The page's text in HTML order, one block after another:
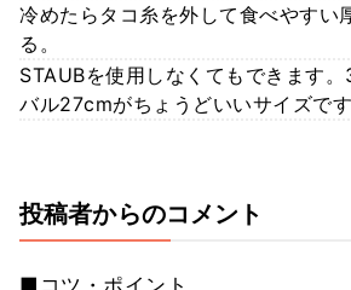
冷めたらタコ糸を外して食べやすい
る。
STAUBを使用しなくてもできます
バル27cmがちょうどいいサイズです
投稿者からのコメント
■コツ・ポイント